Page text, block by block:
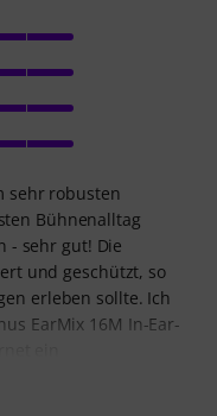
sehr robusten
Bühnenalltag
- sehr gut! Die
und geschützt, so
erleben sollte. Ich
EarMix 16M In-Ear-